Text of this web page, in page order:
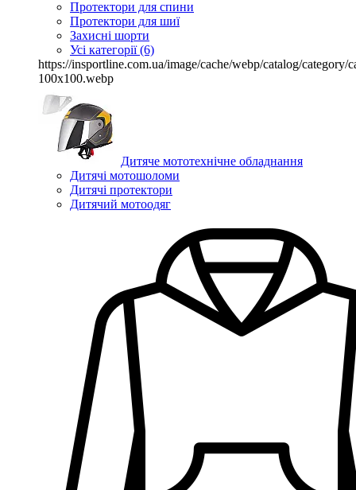
Протектори для спини
Протектори для шиї
Захисні шорти
Усі категорії (6)
https://insportline.com.ua/image/cache/webp/catalog/category/
100x100.webp
Дитяче мототехнічне обладнання
Дитячі мотошоломи
Дитячі протектори
Дитячий мотоодяг